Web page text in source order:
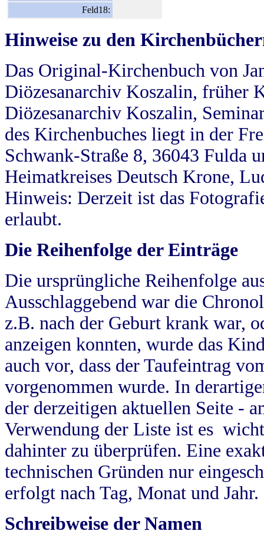
Feld18:
Hinweise zu den
Das Original-Kirchenbuch von
Diözesanarchiv Koszalin, früher
Diözesanarchiv Koszalin,
des Kirchenbuches liegt in der
Schwank-Straße 8, 36043 Fulda
Heimatkreises Deutsch Krone,
Hinweis: Derzeit ist das
erlaubt.
Die Reihenfolge der Einträge
Die ursprüngliche Reihenfolge
Ausschlaggebend war die
z.B. nach der Geburt krank war,
anzeigen konnten, wurde das
auch vor, dass der Taufeintrag
vorgenommen wurde. In
der derzeitigen aktuellen Seite -
Verwendung der Liste ist es
dahinter zu überprüfen. Eine
technischen Gründen nur
erfolgt nach Tag, Monat und Jahr.
Schreibweise der Namen